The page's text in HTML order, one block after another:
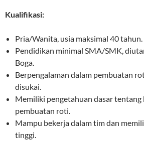
Kualifikasi:
Pria/Wanita, usia maksimal 40 tahun.
Pendidikan minimal SMA/SMK,
Boga.
Berpengalaman dalam pembuatan
disukai.
Memiliki pengetahuan dasar tentang
pembuatan roti.
Mampu bekerja dalam tim dan
tinggi.